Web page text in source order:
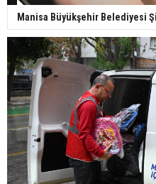
Manisa Büyükşehir Belediyesi